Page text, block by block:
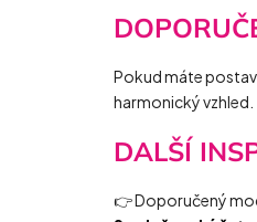
Pokud máte
harmonický vzhled.
DALŠÍ
👉 Doporučený